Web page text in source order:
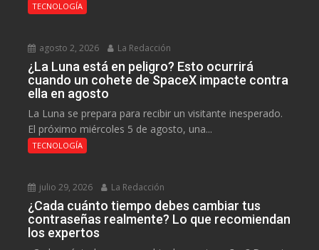
TECNOLOGÍA
agosto 2, 2026 La Redacción
¿La Luna está en peligro? Esto ocurrirá
cuando un cohete de SpaceX impacte contra
ella en agosto
La Luna se prepara para recibir un visitante inesperado.
El próximo miércoles 5 de agosto, una...
TECNOLOGÍA
julio 29, 2026 La Redacción
¿Cada cuánto tiempo debes cambiar tus
contraseñas realmente? Lo que recomiendan
los expertos